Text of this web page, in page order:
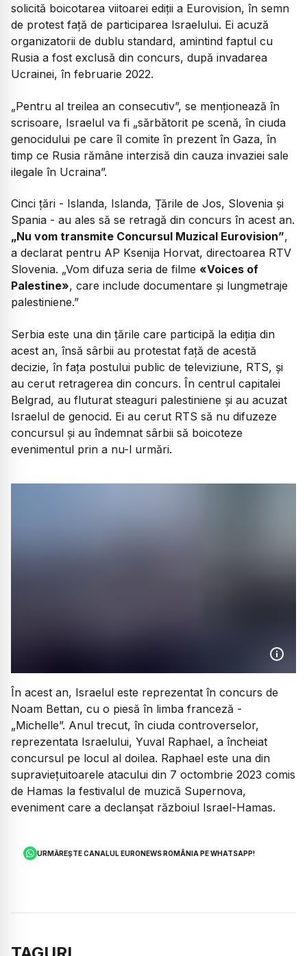
solicită boicotarea viitoarei ediții a Eurovision, în semn
de protest față de participarea Israelului. Ei acuză
organizatorii de dublu standard, amintind faptul cu
Rusia a fost exclusă din concurs, după invadarea
Ucrainei, în februarie 2022.
„Pentru al treilea an consecutiv”, se menționează în
scrisoare, Israelul va fi „sărbătorit pe scenă, în ciuda
genocidului pe care îl comite în prezent în Gaza, în
timp ce Rusia rămâne interzisă din cauza invaziei sale
ilegale în Ucraina”.
Cinci țări - Islanda, Islanda, Țările de Jos, Slovenia și
Spania - au ales să se retragă din concurs în acest an.
„Nu vom transmite Concursul Muzical Eurovision”,
a declarat pentru AP Ksenija Horvat, directoarea RTV
Slovenia. „Vom difuza seria de filme «Voices of
Palestine», care include documentare și lungmetraje
palestiniene.”
Serbia este una din țările care participă la ediția din
acest an, însă sârbii au protestat față de acestă
decizie, în fața postului public de televiziune, RTS, și
au cerut retragerea din concurs. În centrul capitalei
Belgrad, au fluturat steaguri palestiniene și au acuzat
Israelul de genocid. Ei au cerut RTS să nu difuzeze
concursul și au îndemnat sârbii să boicoteze
evenimentul prin a nu-l urmări.
În acest an, Israelul este reprezentat în concurs de
Noam Bettan, cu o piesă în limba franceză -
„Michelle”. Anul trecut, în ciuda controverselor,
reprezentata Israelului, Yuval Raphael, a încheiat
concursul pe locul al doilea. Raphael este una din
supraviețuitoarele atacului din 7 octombrie 2023 comis
de Hamas la festivalul de muzică Supernova,
eveniment care a declanșat războiul Israel-Hamas.
URMĂREȘTE CANALUL EURONEWS ROMÂNIA PE WHATSAPP!